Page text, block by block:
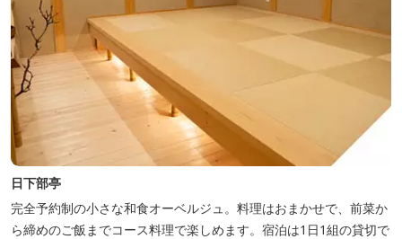
日下部亭
完全予約制の小さな和食オーベルジュ。料理はおまかせで、前菜か
ら締めのご飯までコース料理で楽しめます。宿泊は1日1組の貸切で